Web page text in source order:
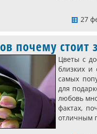
27
почему стоит
Цветы с
близких
самых
для
любовь
фактах,
отличным